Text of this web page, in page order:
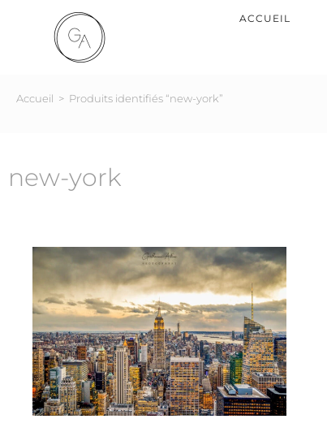
ACCUEIL
Accueil > Produits identifiés “new-york”
new-york